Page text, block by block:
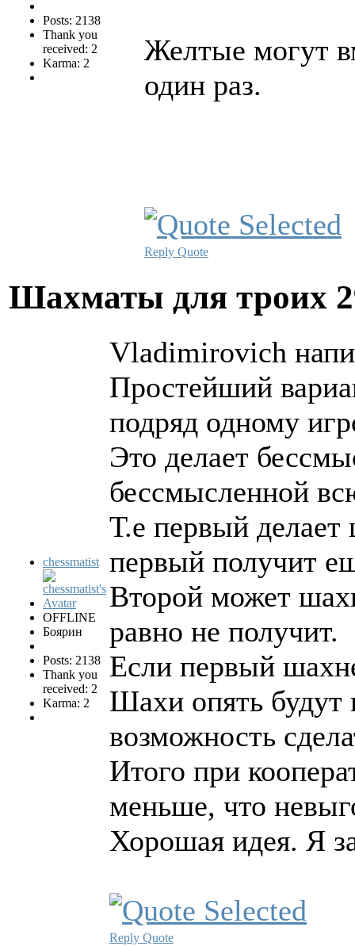
Posts: 2138
Thank you
received: 2
Karma: 2
Желтые могут
один раз.
Reply Quote
Шахматы для троих
chessmatist
OFFLINE
Боярин
Posts: 2138
Thank you
received: 2
Karma: 2
Vladimirovich
Простейший
подряд одному
Это делает
бессмысленной
Т.е первый делает
первый получит
Второй может
равно не получит.
Если первый
Шахи опять будут
возможность
Итого при
меньше, что
Хорошая идея. Я
Reply Quote